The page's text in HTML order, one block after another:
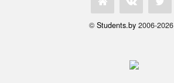
© Students.by 2006-2026